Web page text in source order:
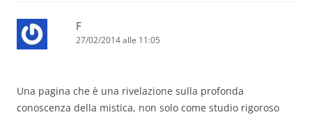
F
27/02/2014 alle 11:05
Una pagina che è una rivelazione sulla profonda
conoscenza della mistica, non solo come studio rigoroso